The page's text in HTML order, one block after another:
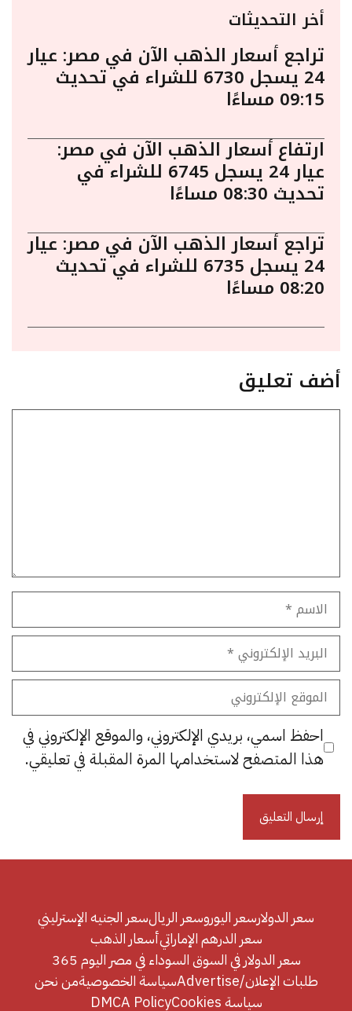
أخر التحديثات
تراجع أسعار الذهب الآن في مصر: عيار
24 يسجل 6730 للشراء في تحديث
09:15 مساءًا
ارتفاع أسعار الذهب الآن في مصر:
عيار 24 يسجل 6745 للشراء في
تحديث 08:30 مساءًا
تراجع أسعار الذهب الآن في مصر: عيار
24 يسجل 6735 للشراء في تحديث
08:20 مساءًا
أضف تعليق
الاسم
البريد
الإلكتروني
الموقع
الإلكتروني
احفظ اسمي، بريدي الإلكتروني، والموقع الإلكتروني في
هذا المتصفح لاستخدامها المرة المقبلة في تعليقي.
سعر الدولارسعر اليوروسعر الريالسعر الجنيه الإسترليني
سعر الدرهم الإماراتيأسعار الذهب
سعر الدولار في السوق السوداء في مصر اليوم 365
طلبات الإعلان/Advertise
سياسة الخصوصيةمن نحن
سياسة Cookies
DMCA Policy